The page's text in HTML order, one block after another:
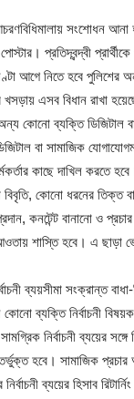
আচরণবিধিমালায় সংশোধন
প্রতিদ্বন্দ্বী
আগে নিতে হবে পুলিশের
এসব বিধান রাখা
কোনো ব্যক্তি ডিজিটাল বা
বা সামাজিক
কাছে দাখিল করতে
কোনো ধরনের তিক্ত
কনটেন্ট বানানো ও
শাস্তি হবে। এ ছাড়া
ব্যয়সীমা সংক্রান্ত
ব্যক্তি নির্বাচনী
নির্বাচনী ব্যয়ের
হবে। সামাজিক প্রচার
ব্যয়ের হিসাব